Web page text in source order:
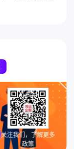
关注我们，了解更多
政策